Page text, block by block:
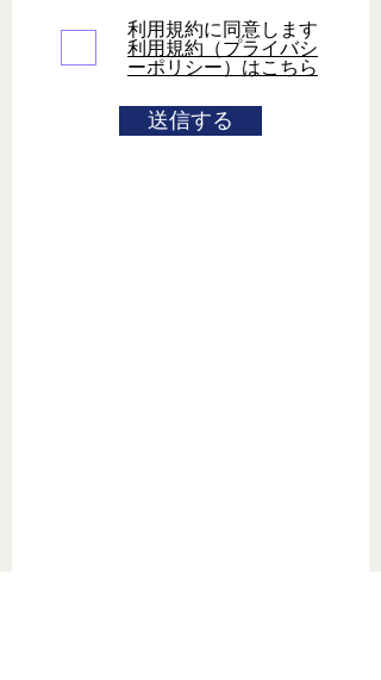
利用規約に同意します
利用規約（プライバシ
ーポリシー）はこちら
送信する